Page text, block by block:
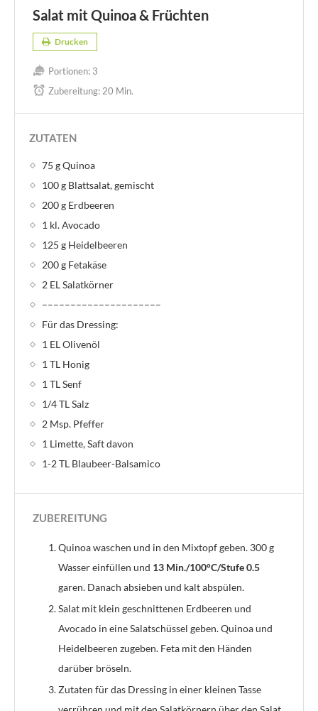
Salat mit Quinoa & Früchten
Drucken
Portionen: 3
Zubereitung: 20 Min.
ZUTATEN
75 g Quinoa
100 g Blattsalat, gemischt
200 g Erdbeeren
1 kl. Avocado
125 g Heidelbeeren
200 g Fetakäse
2 EL Salatkörner
–––––––––––––––––––––
Für das Dressing:
1 EL Olivenöl
1 TL Honig
1 TL Senf
1/4 TL Salz
2 Msp. Pfeffer
1 Limette, Saft davon
1-2 TL Blaubeer-Balsamico
ZUBEREITUNG
Quinoa waschen und in den Mixtopf geben. 300 g
Wasser einfüllen und 13 Min./100°C/Stufe 0.5
garen. Danach absieben und kalt abspülen.
Salat mit klein geschnittenen Erdbeeren und
Avocado in eine Salatschüssel geben. Quinoa und
Heidelbeeren zugeben. Feta mit den Händen
darüber bröseln.
Zutaten für das Dressing in einer kleinen Tasse